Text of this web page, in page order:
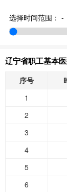
选择时间范围： -
辽宁省职工基本
序号
1
2
3
4
5
6